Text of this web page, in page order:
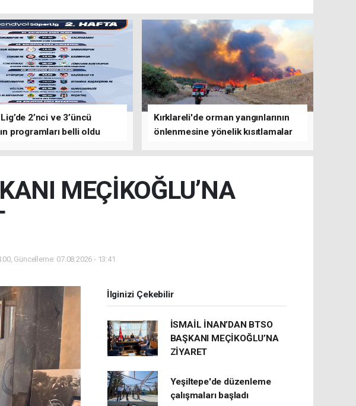
2’nci ve 3’üncü
programları belli oldu
Kırklareli'de orman yangınlarının
önlenmesine yönelik kısıtlamalar
MEÇİKOĞLU’NA
Güncelleme: 07.08.2026 - 13:41
İlginizi Çekebilir
İSMAİL İNAN’DAN BTSO
BAŞKANI MEÇİKOĞLU’NA
ZİYARET
Yeşiltepe'de düzenleme
çalışmaları başladı